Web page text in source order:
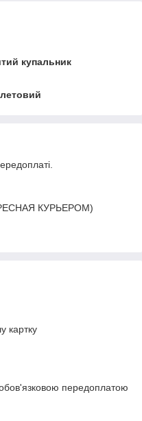
купальник
КУРЬЕРОМ)
картку
передоплатою